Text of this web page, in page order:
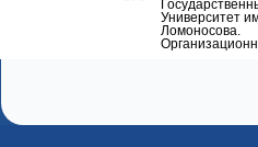
Университет
Ломоносова.